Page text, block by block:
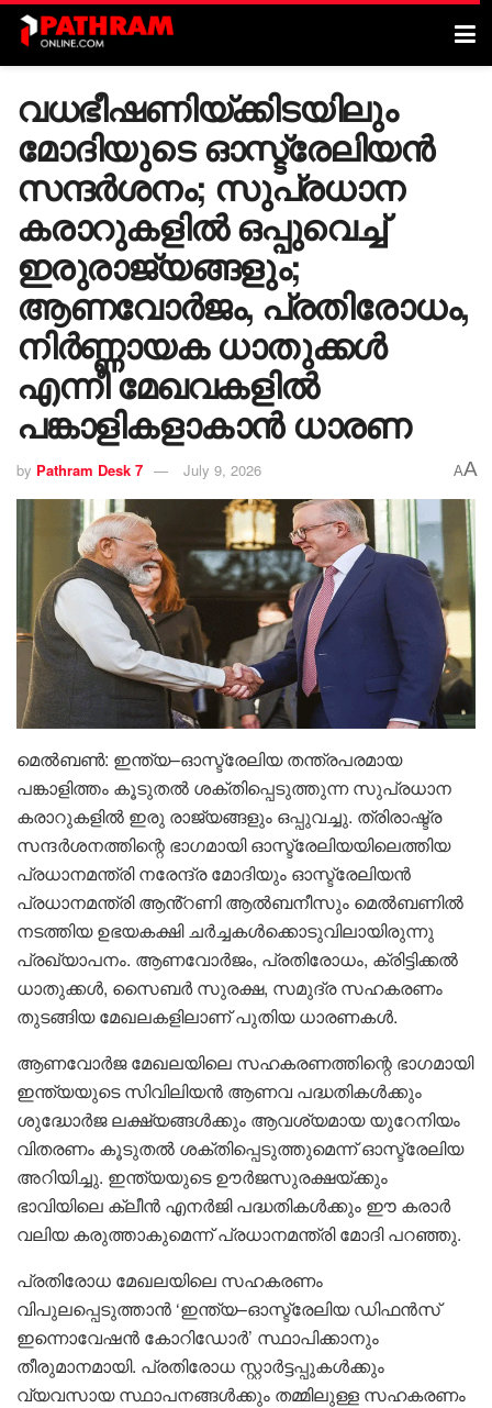
വധഭീഷണിയ്ക്കിടയിലും
മോദിയുടെ ഓസ്ട്രേലിയൻ
സന്ദർശനം; സുപ്രധാന
കരാറുകളിൽ ഒപ്പുവെച്ച്
ഇരുരാജ്യങ്ങളും;
ആണവോർജം, പ്രതിരോധം,
നിർണ്ണായക ധാതുക്കൾ
എന്നീ മേഖവകളിൽ
പങ്കാളികളാകാൻ ധാരണ
by Pathram Desk 7 July 9, 2026 AA
മെൽബൺ: ഇന്ത്യ–ഓസ്ട്രേലിയ തന്ത്രപരമായ
പങ്കാളിത്തം കൂടുതൽ ശക്തിപ്പെടുത്തുന്ന സുപ്രധാന
കരാറുകളിൽ ഇരു രാജ്യങ്ങളും ഒപ്പുവച്ചു. ത്രിരാഷ്ട്ര
സന്ദർശനത്തിന്റെ ഭാഗമായി ഓസ്ട്രേലിയയിലെത്തിയ
പ്രധാനമന്ത്രി നരേന്ദ്ര മോദിയും ഓസ്ട്രേലിയൻ
പ്രധാനമന്ത്രി ആൻ്റണി ആൽബനീസും മെൽബണിൽ
നടത്തിയ ഉഭയകക്ഷി ചർച്ചകൾക്കൊടുവിലായിരുന്നു
പ്രഖ്യാപനം. ആണവോർജം, പ്രതിരോധം, ക്രിട്ടിക്കൽ
ധാതുക്കൾ, സൈബർ സുരക്ഷ, സമുദ്ര സഹകരണം
തുടങ്ങിയ മേഖലകളിലാണ് പുതിയ ധാരണകൾ.
ആണവോർജ മേഖലയിലെ സഹകരണത്തിന്റെ ഭാഗമായി
ഇന്ത്യയുടെ സിവിലിയൻ ആണവ പദ്ധതികൾക്കും
ശുദ്ധോർജ ലക്ഷ്യങ്ങൾക്കും ആവശ്യമായ യുറേനിയം
വിതരണം കൂടുതൽ ശക്തിപ്പെടുത്തുമെന്ന് ഓസ്ട്രേലിയ
അറിയിച്ചു. ഇന്ത്യയുടെ ഊർജസുരക്ഷയ്ക്കും
ഭാവിയിലെ ക്ലീൻ എനർജി പദ്ധതികൾക്കും ഈ കരാർ
വലിയ കരുത്താകുമെന്ന് പ്രധാനമന്ത്രി മോദി പറഞ്ഞു.
പ്രതിരോധ മേഖലയിലെ സഹകരണം
വിപുലപ്പെടുത്താൻ ‘ഇന്ത്യ–ഓസ്ട്രേലിയ ഡിഫൻസ്
ഇന്നൊവേഷൻ കോറിഡോർ’ സ്ഥാപിക്കാനും
തീരുമാനമായി. പ്രതിരോധ സ്റ്റാർട്ടപ്പുകൾക്കും
വ്യവസായ സ്ഥാപനങ്ങൾക്കും തമ്മിലുള്ള സഹകരണം